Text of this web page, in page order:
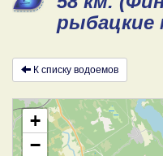
рыбацкие
К списку водоемов
+
−